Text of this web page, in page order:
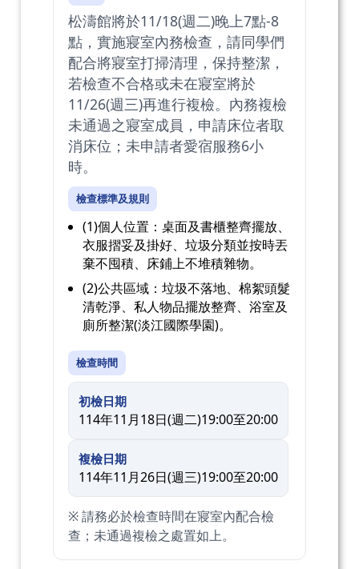
松濤館將於11/18(週二)晚上7點-8
點，實施寢室內務檢查，請同學們
配合將寢室打掃清理，保持整潔，
若檢查不合格或未在寢室將於
11/26(週三)再進行複檢。內務複檢
未通過之寢室成員，申請床位者取
消床位；未申請者愛宿服務6小
時。
檢查標準及規則
(1)個人位置：桌面及書櫃整齊擺放、
衣服摺妥及掛好、垃圾分類並按時丟
棄不囤積、床鋪上不堆積雜物。
(2)公共區域：垃圾不落地、棉絮頭髮
清乾淨、私人物品擺放整齊、浴室及
廁所整潔(淡江國際學園)。
檢查時間
初檢日期
114年11月18日(週二)19:00至20:00
複檢日期
114年11月26日(週三)19:00至20:00
※ 請務必於檢查時間在寢室內配合檢
查；未通過複檢之處置如上。